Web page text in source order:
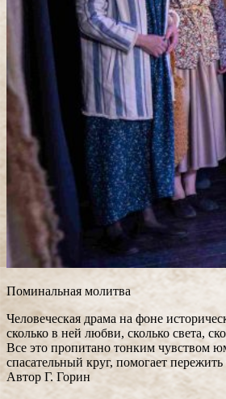
Поминальная молитва
Человеческая драма на фоне
сколько в ней любви, сколько света,
Все это пропитано тонким чувством
спасательный круг, помогает пережить
Автор Г. Горин